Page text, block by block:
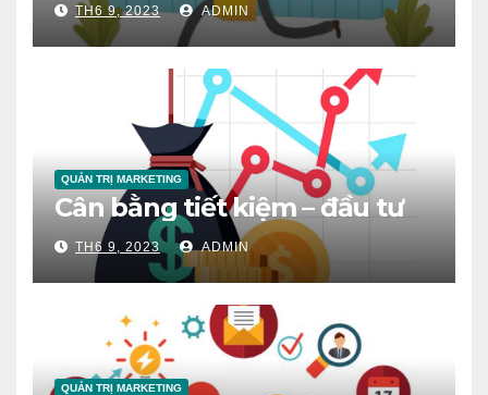
TH6 9, 2023 ADMIN
QUẢN TRỊ MARKETING
Cân bằng tiết kiệm – đầu tư
TH6 9, 2023 ADMIN
QUẢN TRỊ MARKETING